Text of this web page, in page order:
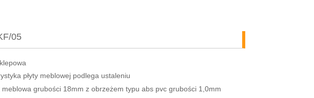
05
płyty meblowej podlega ustaleniu
meblowa grubości 18mm z obrzeżem typu abs pvc grubości 1,0mm